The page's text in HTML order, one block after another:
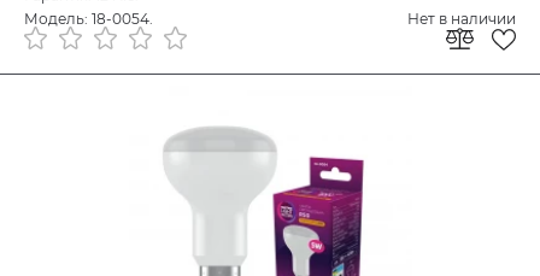
Модель: 18-0054.
Нет в наличии